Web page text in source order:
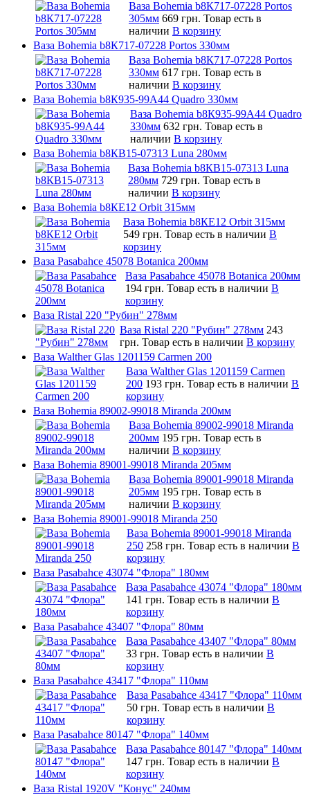
Ваза Bohemia b8К717-07228 Portos
305мм 669 грн. Товар есть в
наличии В корзину
Ваза Bohemia b8К717-07228 Portos 330мм
Ваза Bohemia b8К717-07228 Portos
330мм 617 грн. Товар есть в
наличии В корзину
Ваза Bohemia b8К935-99A44 Quadro 330мм
Ваза Bohemia b8К935-99A44 Quadro
330мм 632 грн. Товар есть в
наличии В корзину
Ваза Bohemia b8КB15-07313 Luna 280мм
Ваза Bohemia b8КB15-07313 Luna
280мм 729 грн. Товар есть в
наличии В корзину
Ваза Bohemia b8КE12 Orbit 315мм
Ваза Bohemia b8КE12 Orbit 315мм
549 грн. Товар есть в наличии В
корзину
Ваза Pasabahce 45078 Botanica 200мм
Ваза Pasabahce 45078 Botanica 200мм
194 грн. Товар есть в наличии В
корзину
Ваза Ristal 220 "Рубин" 278мм
Ваза Ristal 220 "Рубин" 278мм 243
грн. Товар есть в наличии В корзину
Ваза Walther Glas 1201159 Carmen 200
Ваза Walther Glas 1201159 Carmen
200 193 грн. Товар есть в наличии В
корзину
Ваза Bohemia 89002-99018 Miranda 200мм
Ваза Bohemia 89002-99018 Miranda
200мм 195 грн. Товар есть в
наличии В корзину
Ваза Bohemia 89001-99018 Miranda 205мм
Ваза Bohemia 89001-99018 Miranda
205мм 195 грн. Товар есть в
наличии В корзину
Ваза Bohemia 89001-99018 Miranda 250
Ваза Bohemia 89001-99018 Miranda
250 258 грн. Товар есть в наличии В
корзину
Ваза Pasabahce 43074 "Флора" 180мм
Ваза Pasabahce 43074 "Флора" 180мм
141 грн. Товар есть в наличии В
корзину
Ваза Pasabahce 43407 "Флора" 80мм
Ваза Pasabahce 43407 "Флора" 80мм
33 грн. Товар есть в наличии В
корзину
Ваза Pasabahce 43417 "Флора" 110мм
Ваза Pasabahce 43417 "Флора" 110мм
50 грн. Товар есть в наличии В
корзину
Ваза Pasabahce 80147 "Флора" 140мм
Ваза Pasabahce 80147 "Флора" 140мм
147 грн. Товар есть в наличии В
корзину
Ваза Ristal 1920V "Конус" 240мм